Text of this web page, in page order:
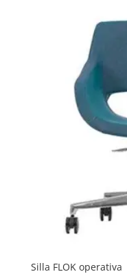
Silla FLOK operativa